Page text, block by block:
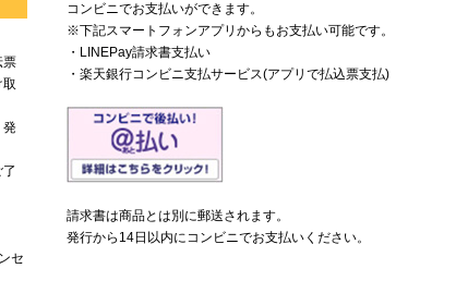
票
発
セ
コンビニでお支払いができます。
※下記スマートフォンアプリからもお支払い可能です。
・LINEPay請求書支払い
・楽天銀行コンビニ支払サービス(アプリで払込票支払)
請求書は商品とは別に郵送されます。
発行から14日以内にコンビニでお支払いください。